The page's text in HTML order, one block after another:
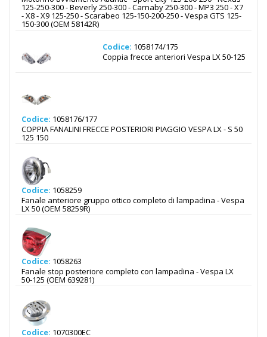
125-250-300 - Beverly 250-300 - Carnaby 250-300 - MP3 250 - X7
- X8 - X9 125-250 - Scarabeo 125-150-200-250 - Vespa GTS 125-
150-300 (OEM 58142R)
Codice: 1058174/175
Coppia frecce anteriori Vespa LX 50-125
Codice: 1058176/177
COPPIA FANALINI FRECCE POSTERIORI PIAGGIO VESPA LX - S 50
125 150
Codice: 1058259
Fanale anteriore gruppo ottico completo di lampadina - Vespa
LX 50 (OEM 58259R)
Codice: 1058263
Fanale stop posteriore completo con lampadina - Vespa LX
50-125 (OEM 639281)
Codice: 1070300EC